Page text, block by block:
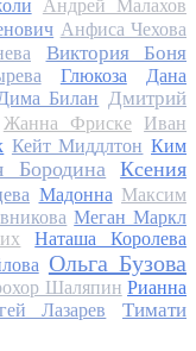
Андрей Малахов
Анфиса Чехова
Виктория Боня
Глюкоза
Дана
Дима Билан Дмитрий
Жанна Фриске
Иван
Кейт Миддлтон Ким
Бородина
Ксения
Мадонна Максим
Меган Маркл
Наташа Королева
Ольга Бузова
Шаляпин Рианна
Лазарев
Тимати